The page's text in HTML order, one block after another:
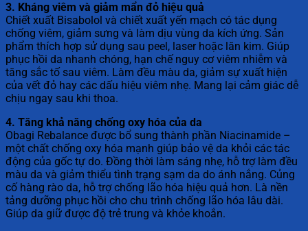
3. Kháng viêm và giảm mẩn đỏ hiệu quả
Chiết xuất Bisabolol và chiết xuất yến mạch có tác dụng
chống viêm, giảm sưng và làm dịu vùng da kích ứng. Sản
phẩm thích hợp sử dụng sau peel, laser hoặc lăn kim. Giúp
phục hồi da nhanh chóng, hạn chế nguy cơ viêm nhiễm và
tăng sắc tố sau viêm. Làm đều màu da, giảm sự xuất hiện
của vết đỏ hay các dấu hiệu viêm nhẹ. Mang lại cảm giác dễ
chịu ngay sau khi thoa.
4. Tăng khả năng chống oxy hóa của da
Obagi Rebalance được bổ sung thành phần Niacinamide –
một chất chống oxy hóa mạnh giúp bảo vệ da khỏi các tác
động của gốc tự do. Đồng thời làm sáng nhẹ, hỗ trợ làm đều
màu da và giảm thiểu tình trạng sạm da do ánh nắng. Củng
cố hàng rào da, hỗ trợ chống lão hóa hiệu quả hơn. Là nền
tảng dưỡng phục hồi cho chu trình chống lão hóa lâu dài.
Giúp da giữ được độ trẻ trung và khỏe khoắn.